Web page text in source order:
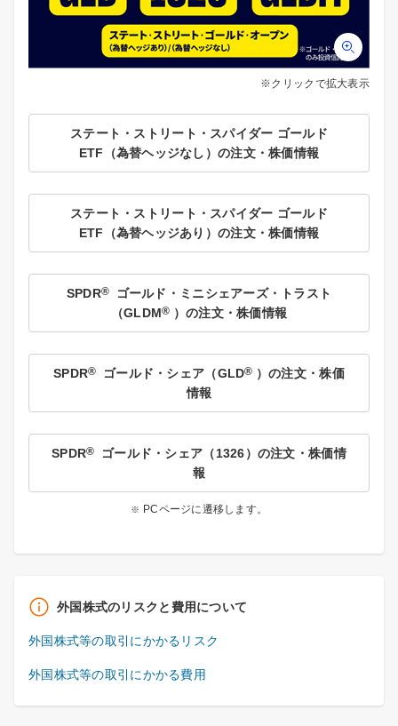
※クリックで拡大表示
ステート・ストリート・スパイダー ゴールド
ETF（為替ヘッジなし）の注文・株価情報
ステート・ストリート・スパイダー ゴールド
ETF（為替ヘッジあり）の注文・株価情報
SPDR®
ゴールド・ミニシェアーズ・トラスト
（GLDM® ）の注文・株価情報
SPDR® ゴールド・シェア（GLD® ）の注文・株価
情報
SPDR®
ゴールド・シェア（1326）の注文・株価情
報
PCページに遷移します。
外国株式のリスクと費用について
外国株式等の取引にかかるリスク
外国株式等の取引にかかる費用